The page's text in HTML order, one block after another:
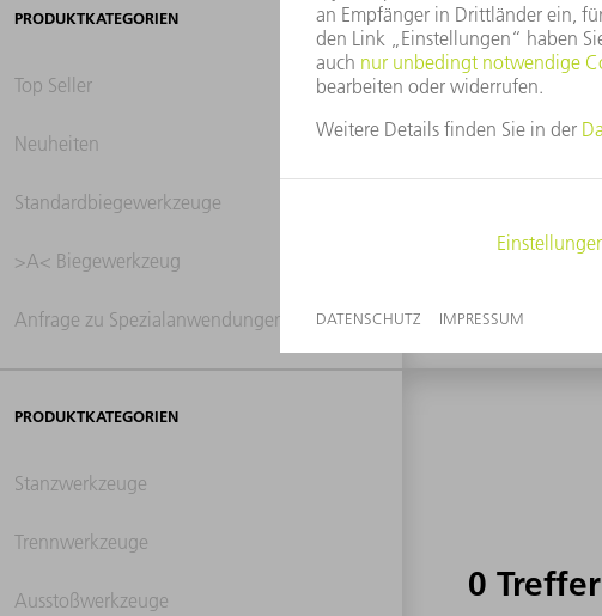
PRODUKTKATEGORIEN
Top Seller
Neuheiten
Standardbiegewerkzeuge
>A< Biegewerkzeug
Anfrage zu Spezialanwendungen
0 Treffer
PRODUKTKATEGORIEN
Stanzwerkzeuge
Trennwerkzeuge
Ausstoßwerkzeuge 0 Treffer